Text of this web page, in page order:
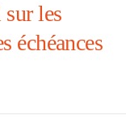
sur les
échéances